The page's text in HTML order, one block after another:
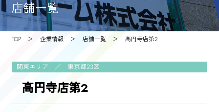
店舗一覧
TOP 企業情報 店舗一覧 高円寺店第2
関東エリア ／ 東京都23区
高円寺店第2